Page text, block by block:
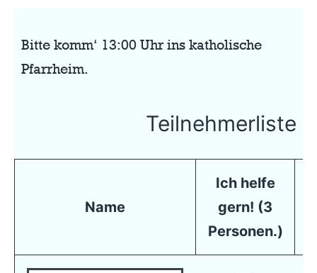
Bitte komm‘ 13:00 Uhr ins katholische
Pfarrheim.
Teilnehmerliste
Name
Ich helfe
gern! (3
Personen.)